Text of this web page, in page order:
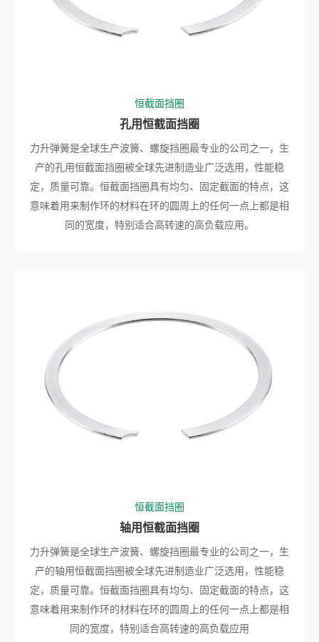
恒截面挡圈
孔用恒截面挡圈
力升弹簧是全球生产波簧、螺旋挡圈最专业的公司之一，生
产的孔用恒截面挡圈被全球先进制造业广泛选用，性能稳
定，质量可靠。恒截面挡圈具有均匀、固定截面的特点，这
意味着用来制作环的材料在环的圆周上的任何一点上都是相
同的宽度，特别适合高转速的高负载应用。
恒截面挡圈
轴用恒截面挡圈
力升弹簧是全球生产波簧、螺旋挡圈最专业的公司之一，生
产的轴用恒截面挡圈被全球先进制造业广泛选用，性能稳
定，质量可靠。恒截面挡圈具有均匀、固定截面的特点，这
意味着用来制作环的材料在环的圆周上的任何一点上都是相
同的宽度，特别适合高转速的高负载应用